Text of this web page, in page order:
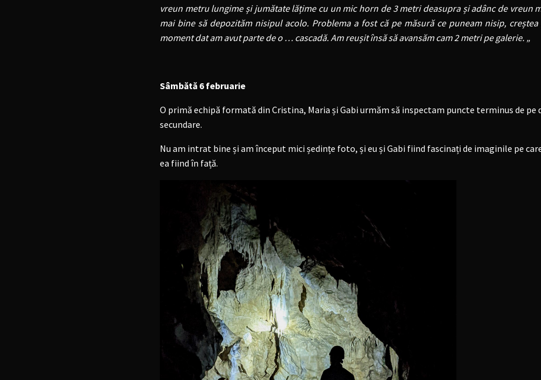
vreun metru lungime și jumătate lățime cu un mic horn de 3 metri deasupra și adânc de vreun
mai bine să depozităm nisipul acolo. Problema a fost că pe măsură ce puneam nisip, creștea
moment dat am avut parte de o … cascadă. Am reușit însă să avansăm cam 2 metri pe galerie. „
Sâmbătă 6 februarie
O primă echipă formată din Cristina, Maria și Gabi urmăm să inspectam puncte terminus de pe
secundare.
Nu am intrat bine și am început mici ședințe foto, și eu și Gabi fiind fascinați de imaginile pe
ea fiind în față.